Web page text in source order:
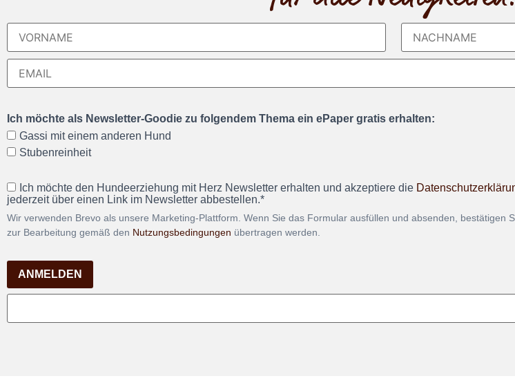
Ich möchte als Newsletter-Goodie zu folgendem Thema ein ePaper gratis erhalten:
Gassi mit einem anderen Hund
Stubenreinheit
Ich möchte den Hundeerziehung mit Herz Newsletter erhalten und akzeptiere die
jederzeit über einen Link im Newsletter abbestellen.*
Wir verwenden Brevo als unsere Marketing-Plattform. Wenn Sie das Formular ausfüllen und absenden, bestätigen
zur Bearbeitung gemäß den Nutzungsbedingungen übertragen werden.
ANMELDEN